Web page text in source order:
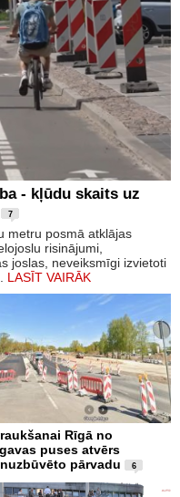
- kļūdu skaits uz
7
metru posmā atklājas
risinājumi,
joslas, neveiksmīgi izvietoti
LASĪT VAIRĀK
Rīgā no
puses atvērs
pārvadu
6